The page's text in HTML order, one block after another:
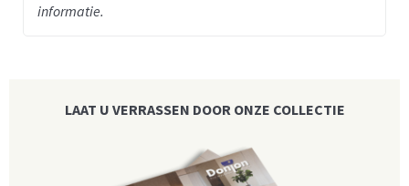
informatie.
LAAT U VERRASSEN DOOR ONZE COLLECTIE